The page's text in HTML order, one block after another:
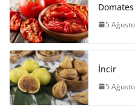
5
İncir
5